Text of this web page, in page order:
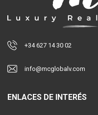
+34 627 14 30 02
info@mcglobalv.com
ENLACES DE INTERÉS